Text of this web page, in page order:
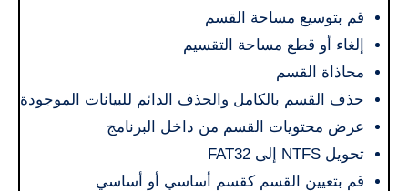
قم بتوسيع مساحة القسم
إلغاء أو قطع مساحة التقسيم
محاذاة القسم
حذف القسم بالكامل والحذف الدائم للبيانات الموجودة
عرض محتويات القسم من داخل البرنامج
تحويل NTFS إلى FAT32
قم بتعيين القسم كقسم أساسي أو أساسي